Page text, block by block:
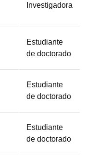
Función
Investigadora
Función
Estudiante
de doctorado
Función
Estudiante
de doctorado
Función
Estudiante
de doctorado